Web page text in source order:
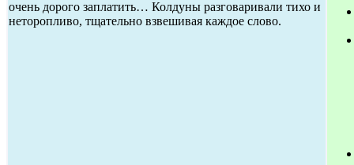
очень дорого заплатить… Колдуны разговаривали тихо и
неторопливо, тщательно взвешивая каждое слово.